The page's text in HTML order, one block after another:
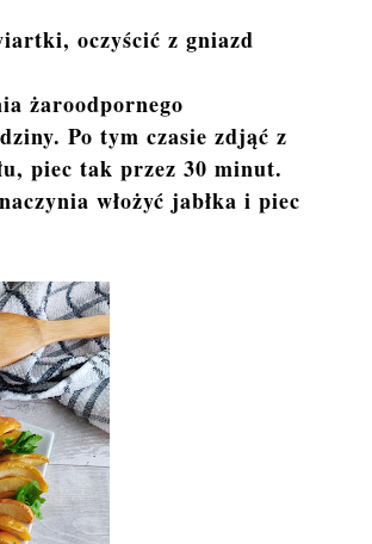
oczyścić z gniazd
żaroodpornego
Po tym czasie zdjąć z
piec tak przez 30 minut.
włożyć jabłka i piec